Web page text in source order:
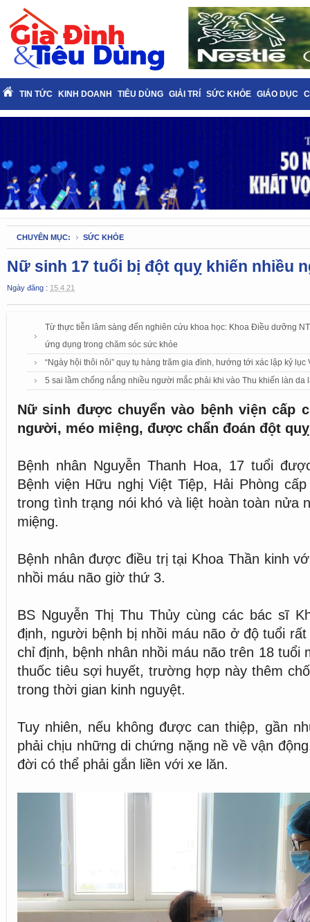
TIN TỨC KINH DOANH TIÊU DÙNG GIẢI TRÍ SỨC KHỎE GIÁO DỤC
CHUYÊN MỤC: SỨC KHỎE
Nữ sinh 17 tuổi bị đột quỵ khiến nhiều
Ngày đăng : 15.4.21
Từ thực tiễn lâm sàng đến nghiên cứu khoa học: Khoa Điều dưỡng
ứng dụng trong chăm sóc sức khỏe
“Ngày hội thôi nôi” quy tụ hàng trăm gia đình, hướng tới xác lập kỷ lục
5 sai lầm chống nắng nhiều người mắc phải khi vào Thu khiến làn da
Nữ sinh được chuyển vào bệnh viện cấp
người, méo miệng, được chẩn đoán đột
Bệnh nhân Nguyễn Thanh Hoa, 17 tuổi
Bệnh viện Hữu nghị Việt Tiệp, Hải Phòng
trong tình trạng nói khó và liệt hoàn toàn nửa
miệng.
Bệnh nhân được điều trị tại Khoa Thần kinh
nhồi máu não giờ thứ 3.
BS Nguyễn Thị Thu Thủy cùng các bác sĩ
định, người bệnh bị nhồi máu não ở độ tuổi
chỉ định, bệnh nhân nhồi máu não trên 18 tuổi
thuốc tiêu sợi huyết, trường hợp này thêm
trong thời gian kinh nguyệt.
Tuy nhiên, nếu không được can thiệp, gần
phải chịu những di chứng nặng nề về vận
đời có thể phải gắn liền với xe lăn.